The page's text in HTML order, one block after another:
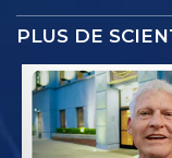
PLUS DE